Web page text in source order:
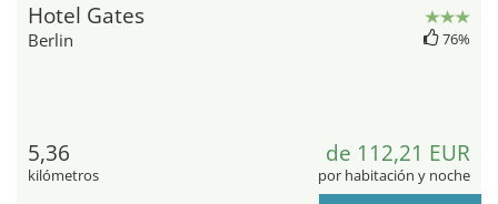
Hotel Gates
Berlin 76%
5,36
kilómetros
de 112,21 EUR
por habitación y noche